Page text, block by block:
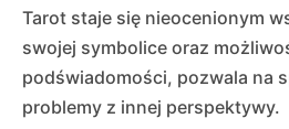
Tarot staje się nieocenionym
swojej symbolice oraz
podświadomości, pozwala na
problemy z innej perspektywy.